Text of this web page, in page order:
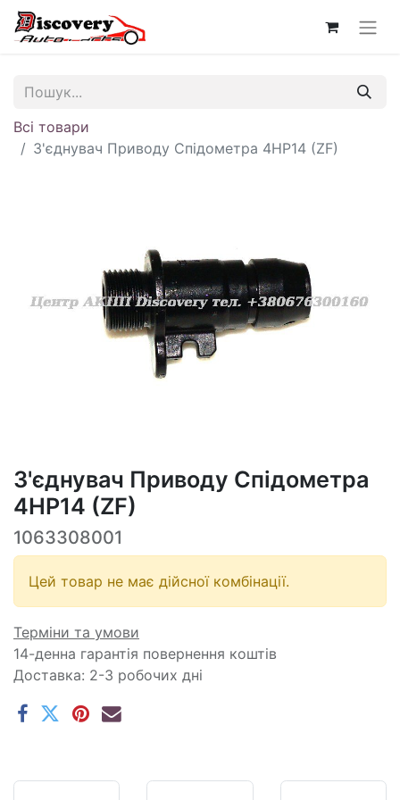
Всі товари
З'єднувач Приводу Спідометра 4HP14 (ZF)
З'єднувач Приводу Спідометра
4HP14 (ZF)
1063308001
Цей товар не має дійсної комбінації.
Терміни та умови
14-денна гарантія повернення коштів
Доставка: 2-3 робочих дні